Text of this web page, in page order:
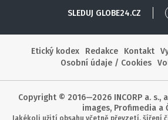
SLEDUJ GLOBE24.CZ
Etický kodex
Redakce Kontakt
Osobní údaje / Cookies
Copyright © 2016—2026 INCORP a. s.,
images, Profimedia a
Jakékoli užití obsahu včetně převzetí, šíření